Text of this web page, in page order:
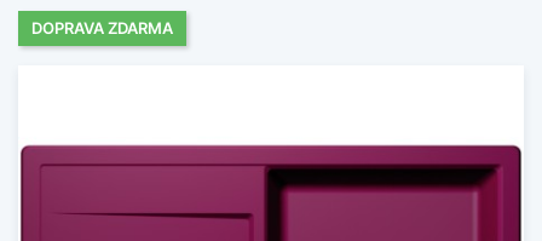
DOPRAVA ZDARMA